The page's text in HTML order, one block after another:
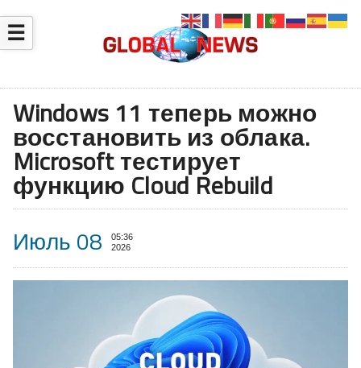
☰
Windows 11 теперь можно
восстановить из облака.
Microsoft тестирует
функцию Cloud Rebuild
Июль 08
05:36
2026